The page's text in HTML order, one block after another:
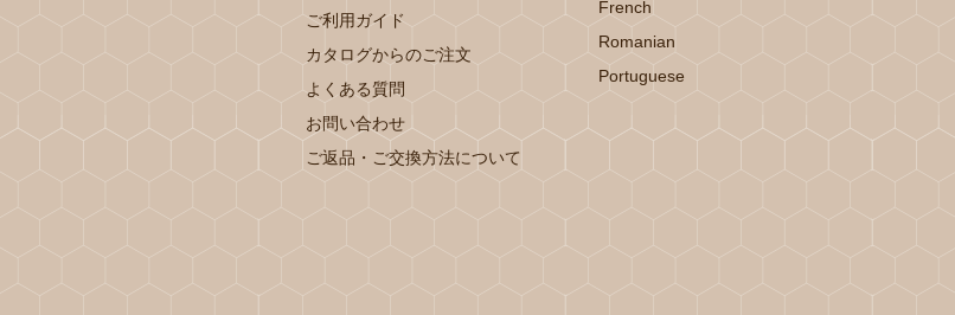
ご利用ガイド
カタログからのご注文
よくある質問
お問い合わせ
ご返品・ご交換方法について
French
Romanian
Portuguese